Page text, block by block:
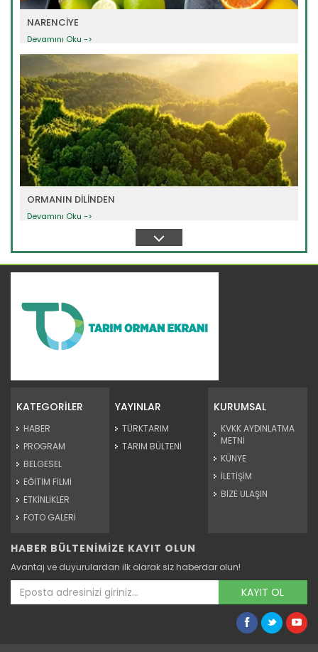
NARENCİYE
Devamını Oku ->
ORMANIN DİLİNDEN
Devamını Oku ->
ÇİFTÇİ KAYIT SİSTEMİ (ÇKS)
Devamını Oku ->
KATEGORİLER
HABER
PROGRAM
BELGESEL
EĞİTİM FİLMİ
ETKİNLİKLER
FOTO GALERİ
YAYINLAR
TÜRKTARIM
TARIM BÜLTENİ
KURUMSAL
KVKK AYDINLATMA
METNİ
KÜNYE
İLETİŞİM
BİZE ULAŞIN
HABER BÜLTENİMİZE KAYIT OLUN
Avantaj ve duyurulardan ilk olarak siz haberdar olun!
KAYIT OL